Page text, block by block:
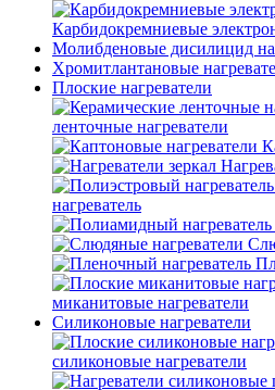
Карбидокремниевые
Молибденовые дисилицид
Хромитлантановые
Плоские нагреватели
ленточные нагреватели
нагреватель
миканитовые нагреватели
Силиконовые нагреватели
силиконовые нагреватели